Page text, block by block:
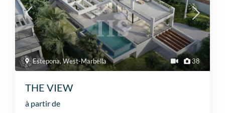
38
Estepona,West-Marbella
THE VIEW
à partir de